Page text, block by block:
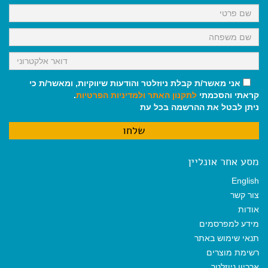
k
p
m
אני מאשר/ת קבלת ניוזלטר והודעות שיווקיות, ומאשר/ת כי
קראתי והסכמתי לתקנון האתר ולמדיניות הפרטיות.
ניתן לבטל את ההרשמה בכל עת
מסע אחר אונליין
English
צור קשר
אודות
מידע למפרסמים
תנאי שימוש באתר
רשימת מוצרים